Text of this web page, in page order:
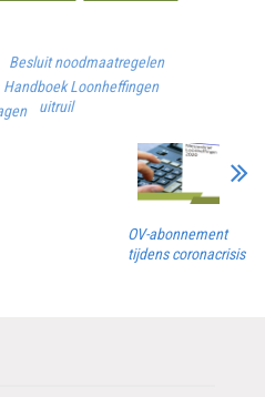
Besluit noodmaatregelen
Handboek Loonheffingen
uitruil
OV-abonnement
tijdens coronacrisis